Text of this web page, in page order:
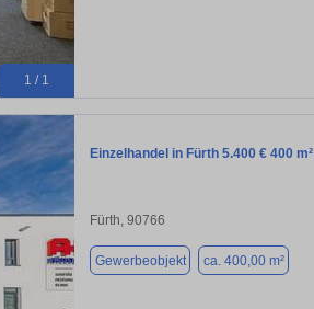
1 / 1
Einzelhandel in Fürth 5.400 € 400 m²
Fürth, 90766
Gewerbeobjekt ca. 400,00 m²